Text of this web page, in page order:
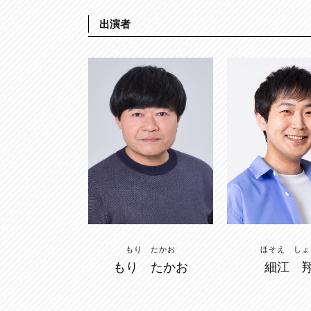
出演者
もり たかお
もり たかお
ほそえ しょ
細江